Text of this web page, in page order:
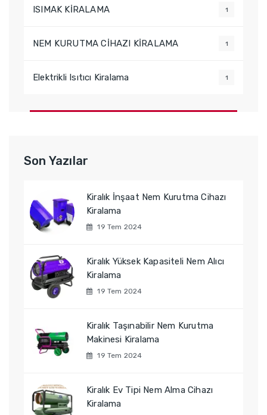
ISIMAK KİRALAMA 1
NEM KURUTMA CİHAZI KİRALAMA 1
Elektrikli Isıtıcı Kiralama 1
Son Yazılar
Kiralık İnşaat Nem Kurutma Cihazı
Kiralama
19 Tem 2024
Kiralık Yüksek Kapasiteli Nem Alıcı
Kiralama
19 Tem 2024
Kiralık Taşınabilir Nem Kurutma
Makinesi Kiralama
19 Tem 2024
Kiralık Ev Tipi Nem Alma Cihazı
Kiralama